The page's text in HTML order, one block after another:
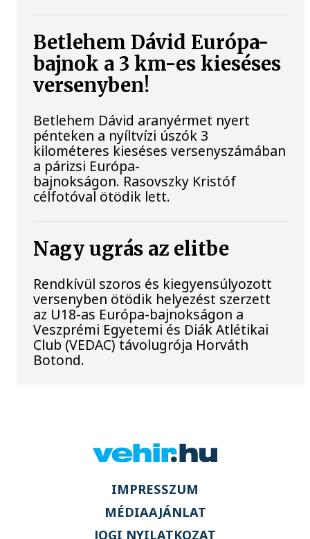
Betlehem Dávid Európa-
bajnok a 3 km-es kieséses
versenyben!
Betlehem Dávid aranyérmet nyert
pénteken a nyíltvízi úszók 3
kilométeres kieséses versenyszámában
a párizsi Európa-
bajnokságon. Rasovszky Kristóf
célfotóval ötödik lett.
Nagy ugrás az elitbe
Rendkívül szoros és kiegyensúlyozott
versenyben ötödik helyezést szerzett
az U18-as Európa-bajnokságon a
Veszprémi Egyetemi és Diák Atlétikai
Club (VEDAC) távolugrója Horváth
Botond.
IMPRESSZUM
MÉDIAAJÁNLAT
JOGI NYILATKOZAT